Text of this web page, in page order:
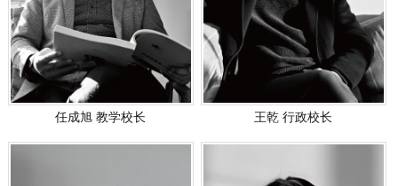
任成旭 教学校长 王乾 行政校长